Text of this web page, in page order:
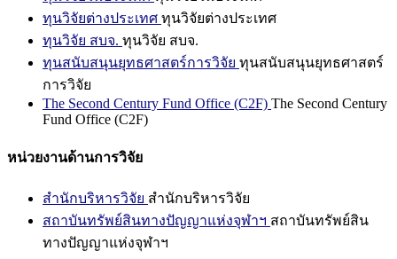
ทุนวิจัยต่างประเทศ ทุนวิจัยต่างประเทศ
ทุนวิจัย สบจ. ทุนวิจัย สบจ.
ทุนสนับสนุนยุทธศาสตร์การวิจัย ทุนสนับสนุนยุทธศาสตร์
การวิจัย
The Second Century Fund Office (C2F) The Second Century
Fund Office (C2F)
หน่วยงานด้านการวิจัย
สำนักบริหารวิจัย สำนักบริหารวิจัย
สถาบันทรัพย์สินทางปัญญาแห่งจุฬาฯ สถาบันทรัพย์สิน
ทางปัญญาแห่งจุฬาฯ